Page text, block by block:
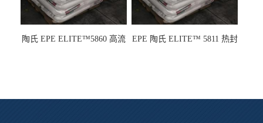
陶氏 EPE ELITE™5860 高流
EPE 陶氏 ELITE™ 5811 热封